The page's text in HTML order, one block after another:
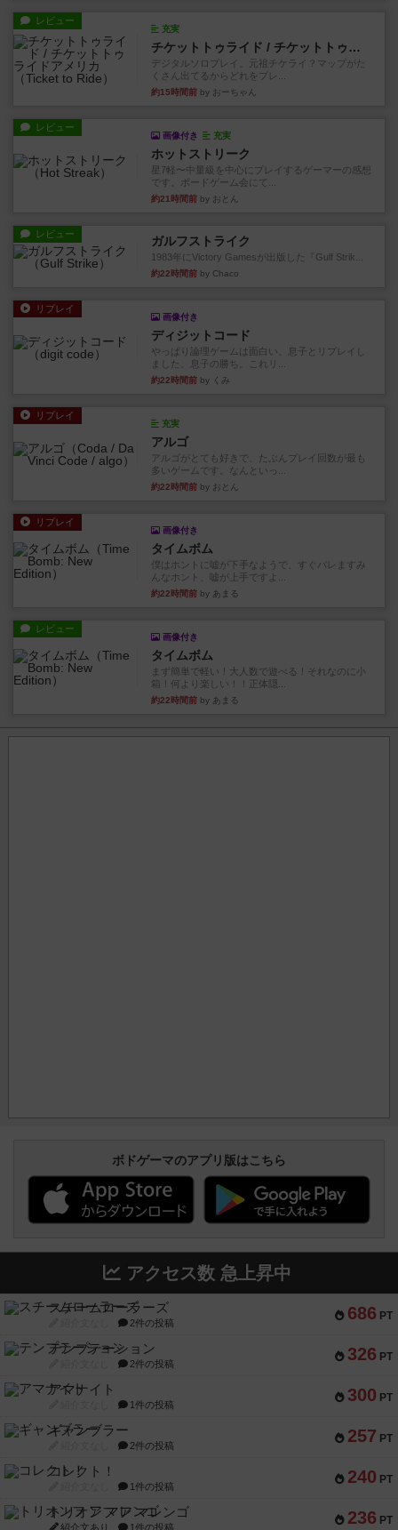
レビュー
充実
チケットトゥライド / チケットトゥライドアメリカ
デジタルソロプレイ。元祖チケライ？マップがた
くさん出てるからどれをプレ...
約15時間前 by おーちゃん
レビュー
画像付き 充実
ホットストリーク
星7軽〜中量級を中心にプレイするゲーマーの感想
です。ボードゲーム会にて...
約21時間前 by おとん
レビュー ガルフストライク
1983年にVictory Gamesが出版した『Gulf Strik...
約22時間前 by Chaco
リプレイ
画像付き
ディジットコード
やっぱり論理ゲームは面白い。息子とリプレイし
ました。息子の勝ち。これリ...
約22時間前 by くみ
リプレイ
充実
アルゴ
アルゴがとても好きで、たぶんプレイ回数が最も
多いゲームです。なんといっ...
約22時間前 by おとん
リプレイ
画像付き
タイムボム
僕はホントに嘘が下手なようで、すぐバレますみ
んなホント、嘘が上手ですよ...
約22時間前 by あまる
レビュー
画像付き
タイムボム
まず簡単で軽い！大人数で遊べる！それなのに小
箱！何より楽しい！！正体隠...
約22時間前 by あまる
ボドゲーマのアプリ版はこちら
アクセス数 急上昇中
686 PT
スチームローラーズ
2件の投稿
326 PT
テンプテーション
2件の投稿
300 PT
アマナイト
1件の投稿
257 PT
ギャンブラー
2件の投稿
240 PT
コレクト！
1件の投稿
236 PT
トリオンフ ア マレンゴ
紹介文あり 1件の投稿